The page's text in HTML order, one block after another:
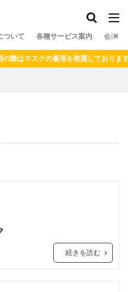
ついて 各種サービス案内 会議室
はマスクの着用を推奨しております。
続きを読む